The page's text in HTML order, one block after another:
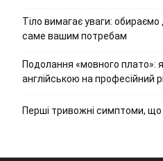
Тіло вимагає уваги: обираємо
саме вашим потребам
Подолання «мовного плато»:
англійською на професійний
Перші тривожні симптоми,